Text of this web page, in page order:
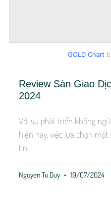
GOLD Chart
Review Sàn Giao
2024
Với sự phát triển không
hiện nay, việc lựa chọn
tin
Nguyen Tu Duy 19/07/2024